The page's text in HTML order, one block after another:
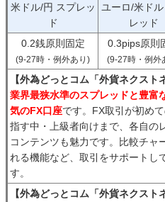
米ドル/円 スプレッ
ド
ユーロ/米ド
レッド
0.2銭原則固定
(9-27時・例外あり)
0.3pips原則
(9-27時・例外
【外為どっとコム「外貨ネクスト
業界最狭水準のスプレッドと豊富
気のFX口座です。FX取引が初め
指す中・上級者向けまで、各自の
コンテンツも魅力です。比較チャ
れる機能など、取引をサポートし
す。
【外為どっとコム「外貨ネクスト